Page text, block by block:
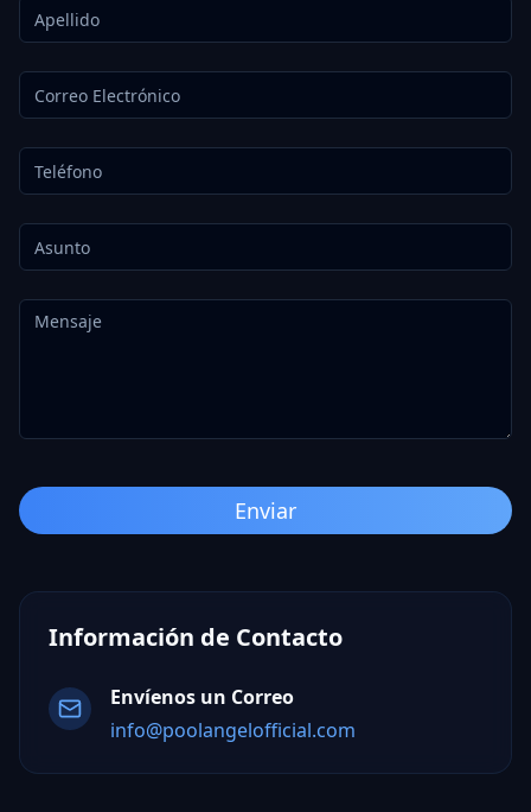
Enviar
Información de Contacto
Envíenos un Correo
info@poolangelofficial.com